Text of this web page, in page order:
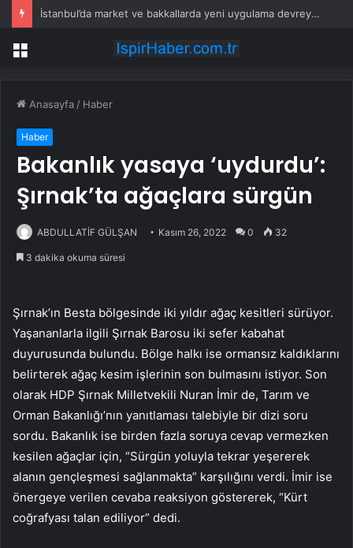
İstanbul’da market ve bakkallarda yeni uygulama devreye girdi
Menü
Anasayfa / Haber
Haber
Bakanlık yasaya ‘uydurdu’:
Şırnak’ta ağaçlara sürgün
ABDULLATİF GÜLŞAN Kasım 26, 2022 0 32
3 dakika okuma süresi
Şırnak’ın Besta bölgesinde iki yıldır ağaç kesitleri sürüyor.
Yaşananlarla ilgili Şırnak Barosu iki sefer kabahat
duyurusunda bulundu. Bölge halkı ise ormansız kaldıklarını
belirterek ağaç kesim işlerinin son bulmasını istiyor. Son
olarak HDP Şırnak Milletvekili Nuran İmir de, Tarım ve
Orman Bakanlığı’nın yanıtlaması talebiyle bir dizi soru
sordu. Bakanlık ise birden fazla soruya cevap vermezken
kesilen ağaçlar için, “Sürgün yoluyla tekrar yeşererek
alanın gençleşmesi sağlanmakta” karşılığını verdi. İmir ise
önergeye verilen cevaba reaksiyon göstererek, “Kürt
coğrafyası talan ediliyor” dedi.